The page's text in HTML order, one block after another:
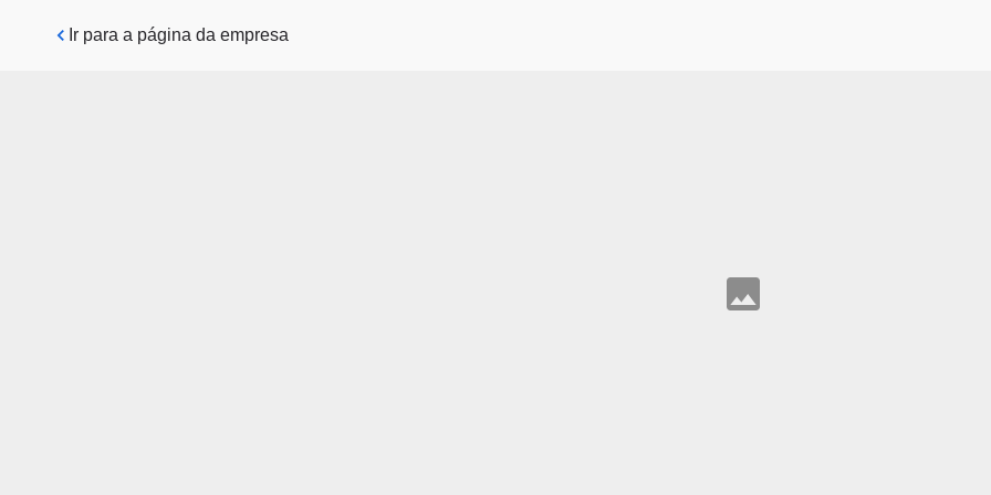
Pular para o conteúdo principal
Ir para a página da empresa